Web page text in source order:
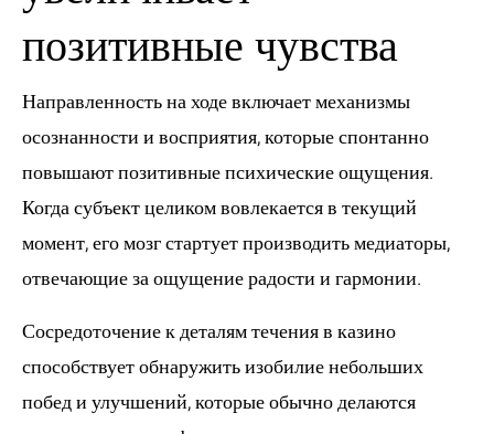
позитивные чувства
Направленность на ходе включает механизмы
осознанности и восприятия, которые спонтанно
повышают позитивные психические ощущения.
Когда субъект целиком вовлекается в текущий
момент, его мозг стартует производить медиаторы,
отвечающие за ощущение радости и гармонии.
Сосредоточение к деталям течения в казино
способствует обнаружить изобилие небольших
побед и улучшений, которые обычно делаются